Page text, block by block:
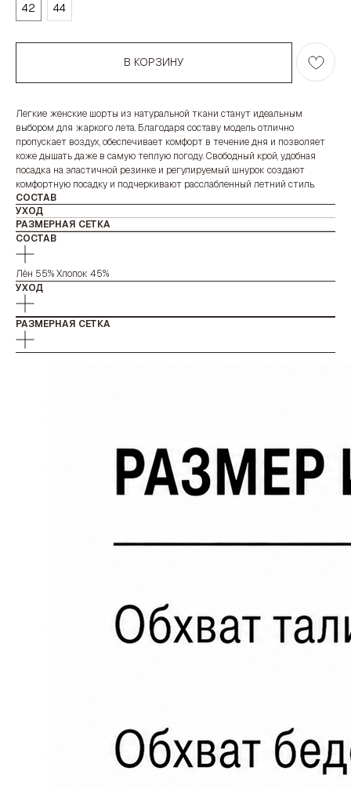
42
44
В КОРЗИНУ
Легкие женские шорты из натуральной ткани станут идеальным
выбором для жаркого лета. Благодаря составу модель отлично
пропускает воздух, обеспечивает комфорт в течение дня и позволяет
коже дышать даже в самую теплую погоду. Свободный крой, удобная
посадка на эластичной резинке и регулируемый шнурок создают
комфортную посадку и подчеркивают расслабленный летний стиль.
СОСТАВ
УХОД
РАЗМЕРНАЯ СЕТКА
СОСТАВ
Лён 55% Хлопок 45%
УХОД
РАЗМЕРНАЯ СЕТКА